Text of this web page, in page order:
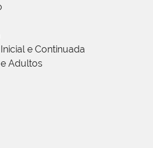
e Continuada
Adultos